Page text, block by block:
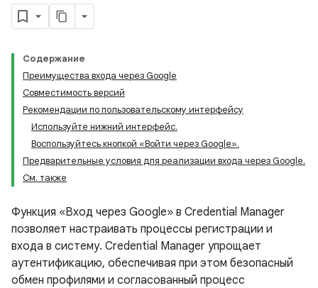
Содержание
Преимущества входа через Google
Совместимость версий
Рекомендации по пользовательскому интерфейсу
Используйте нижний интерфейс.
Воспользуйтесь кнопкой «Войти через Google».
Предварительные условия для реализации входа через Google.
См. также
Функция «Вход через Google» в Credential Manager
позволяет настраивать процессы регистрации и
входа в систему. Credential Manager упрощает
аутентификацию, обеспечивая при этом безопасный
обмен профилями и согласованный процесс